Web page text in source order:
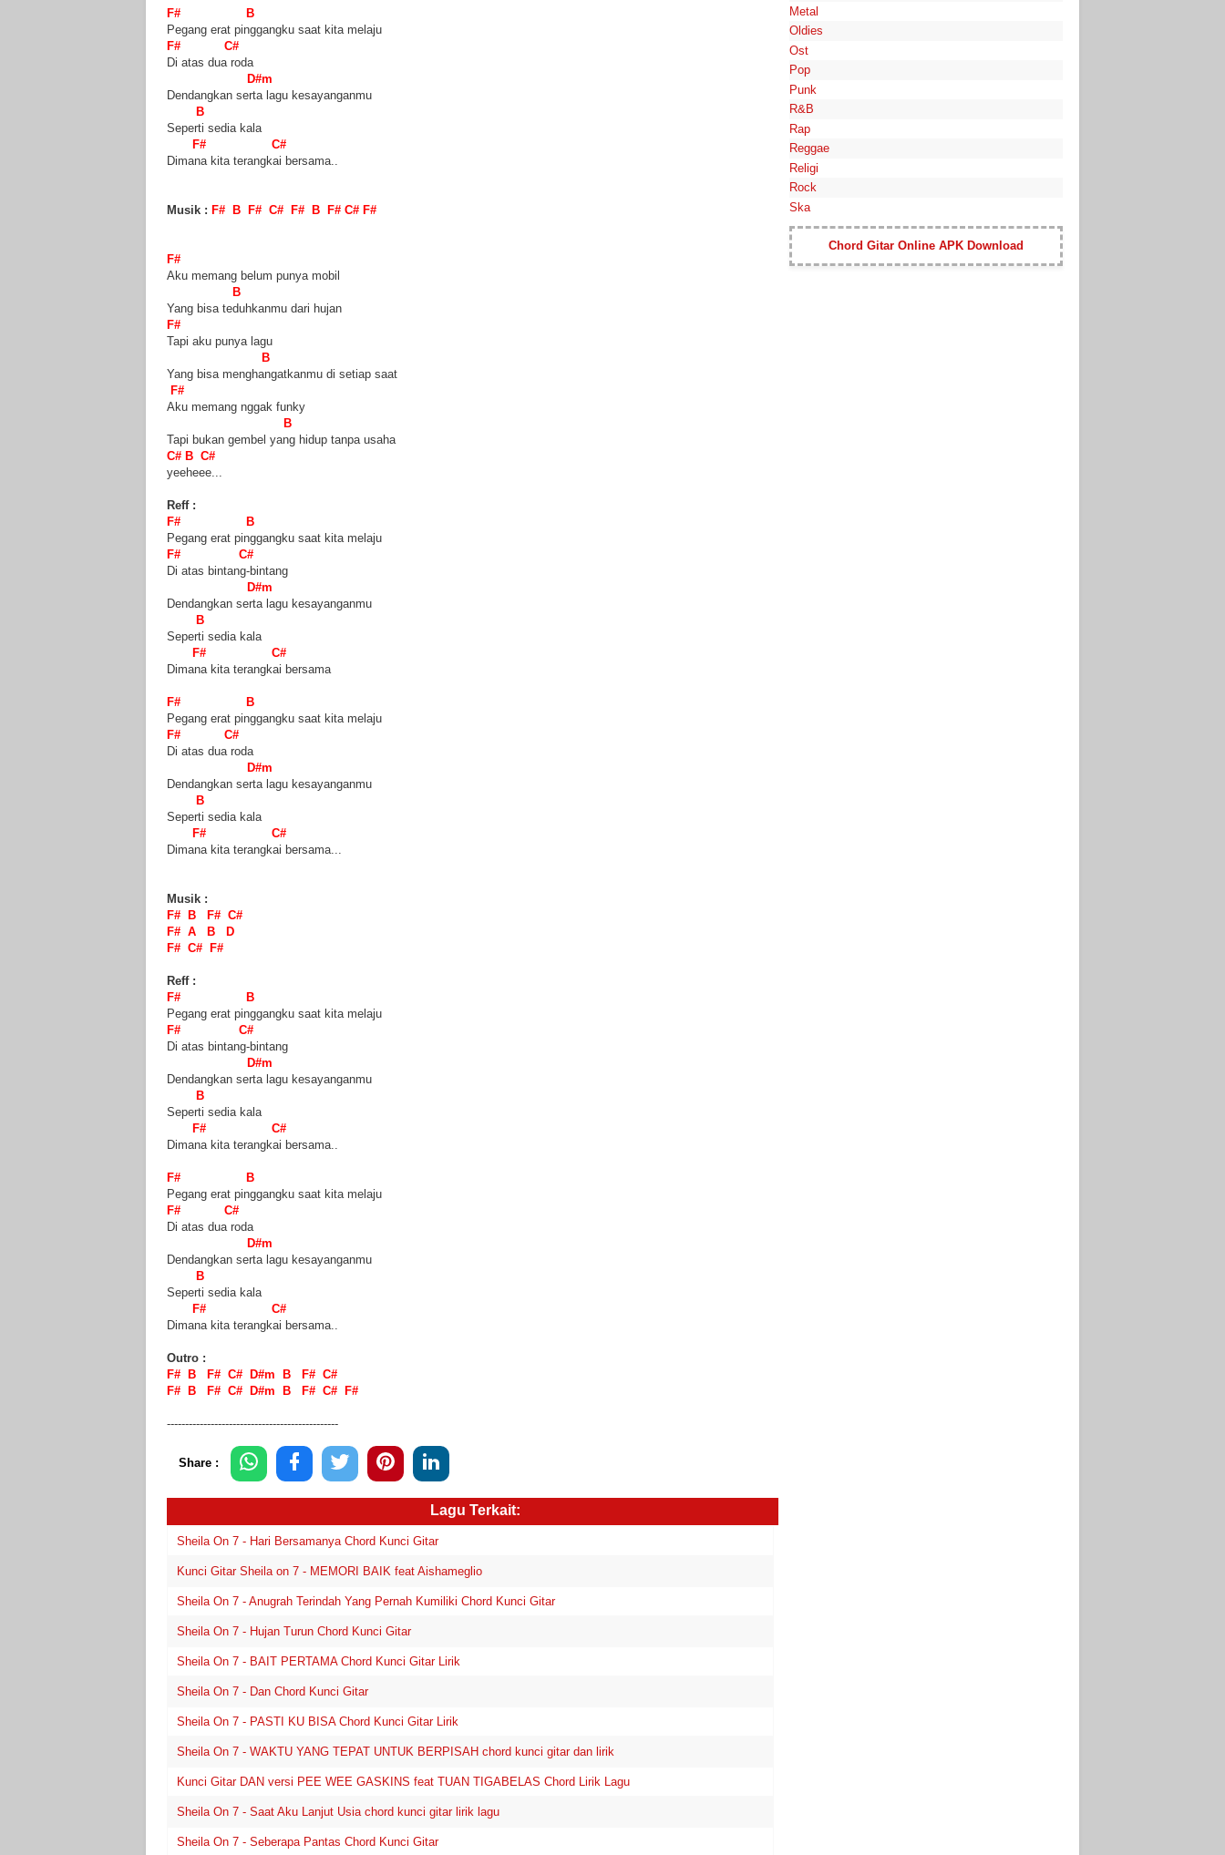
F# B
Pegang erat pinggangku saat kita melaju
F# C#
Di atas dua roda
D#m
Dendangkan serta lagu kesayanganmu
B
Seperti sedia kala
F# C#
Dimana kita terangkai bersama..
Musik : F# B F# C# F# B F# C# F#
F#
Aku memang belum punya mobil
B
Yang bisa teduhkanmu dari hujan
F#
Tapi aku punya lagu
B
Yang bisa menghangatkanmu di setiap saat
F#
Aku memang nggak funky
B
Tapi bukan gembel yang hidup tanpa usaha
C# B C#
yeeheee...
Reff :
F# B
Pegang erat pinggangku saat kita melaju
F# C#
Di atas bintang-bintang
D#m
Dendangkan serta lagu kesayanganmu
B
Seperti sedia kala
F# C#
Dimana kita terangkai bersama
F# B
Pegang erat pinggangku saat kita melaju
F# C#
Di atas dua roda
D#m
Dendangkan serta lagu kesayanganmu
B
Seperti sedia kala
F# C#
Dimana kita terangkai bersama...
Musik :
F# B F# C#
F# A B D
F# C# F#
Reff :
F# B
Pegang erat pinggangku saat kita melaju
F# C#
Di atas bintang-bintang
D#m
Dendangkan serta lagu kesayanganmu
B
Seperti sedia kala
F# C#
Dimana kita terangkai bersama..
F# B
Pegang erat pinggangku saat kita melaju
F# C#
Di atas dua roda
D#m
Dendangkan serta lagu kesayanganmu
B
Seperti sedia kala
F# C#
Dimana kita terangkai bersama..
Outro :
F# B F# C# D#m B F# C#
F# B F# C# D#m B F# C# F#
-----------------------------------------------
Share :
Lagu Terkait:
Sheila On 7 - Hari Bersamanya Chord Kunci Gitar
Kunci Gitar Sheila on 7 - MEMORI BAIK feat Aishameglio
Sheila On 7 - Anugrah Terindah Yang Pernah Kumiliki Chord Kunci Gitar
Sheila On 7 - Hujan Turun Chord Kunci Gitar
Sheila On 7 - BAIT PERTAMA Chord Kunci Gitar Lirik
Sheila On 7 - Dan Chord Kunci Gitar
Sheila On 7 - PASTI KU BISA Chord Kunci Gitar Lirik
Sheila On 7 - WAKTU YANG TEPAT UNTUK BERPISAH chord kunci gitar dan lirik
Kunci Gitar DAN versi PEE WEE GASKINS feat TUAN TIGABELAS Chord Lirik Lagu
Sheila On 7 - Saat Aku Lanjut Usia chord kunci gitar lirik lagu
Sheila On 7 - Seberapa Pantas Chord Kunci Gitar
Metal
Oldies
Ost
Pop
Punk
R&B
Rap
Reggae
Religi
Rock
Ska
Chord Gitar Online APK Download